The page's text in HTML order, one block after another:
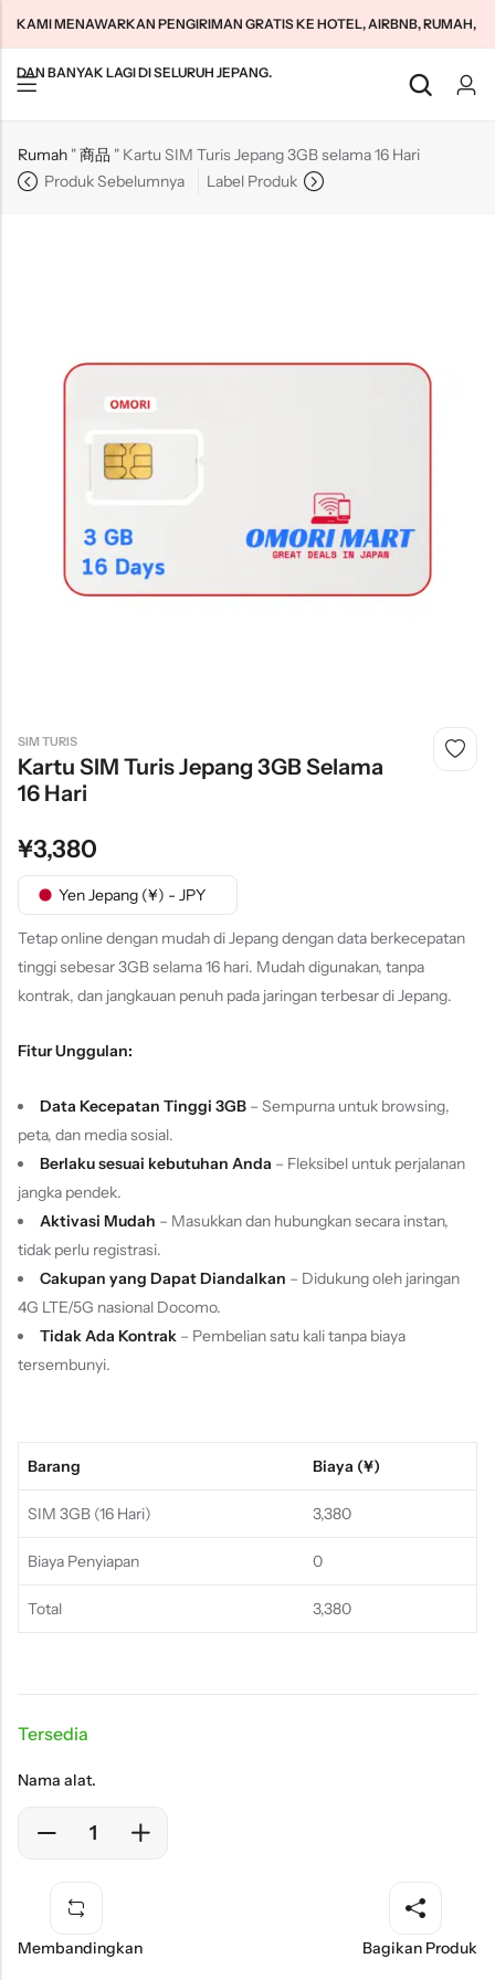
KAMI MENAWARKAN PENGIRIMAN GRATIS KE HOTEL, AIRBNB, RUMAH,
DAN BANYAK LAGI DI SELURUH JEPANG.
Rumah "商品 " Kartu SIM Turis Jepang 3GB selama 16 Hari
Produk Sebelumnya
Label Produk
SIM TURIS
Kartu SIM Turis Jepang 3GB Selama
16 Hari
¥3,380
Yen Jepang (¥) - JPY
Tetap online dengan mudah di Jepang dengan data berkecepatan
tinggi sebesar 3GB selama 16 hari. Mudah digunakan, tanpa
kontrak, dan jangkauan penuh pada jaringan terbesar di Jepang.
Fitur Unggulan:
Data Kecepatan Tinggi 3GB – Sempurna untuk browsing,
peta, dan media sosial.
Berlaku sesuai kebutuhan Anda – Fleksibel untuk perjalanan
jangka pendek.
Aktivasi Mudah – Masukkan dan hubungkan secara instan,
tidak perlu registrasi.
Cakupan yang Dapat Diandalkan – Didukung oleh jaringan
4G LTE/5G nasional Docomo.
Tidak Ada Kontrak – Pembelian satu kali tanpa biaya
tersembunyi.
Barang Biaya (¥)
SIM 3GB (16 Hari) 3,380
Biaya Penyiapan 0
Total 3,380
Tersedia
Nama alat.
Membandingkan Bagikan Produk
Kembali
SIM Turis Jepang
Kembali
WiFi Rumah Tanpa Batas
Kembali
Tentang Kami